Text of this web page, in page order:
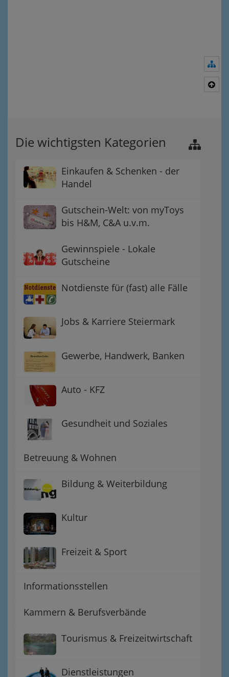
Die wichtigsten Kategorien
Einkaufen & Schenken - der
Handel
Gutschein-Welt: von myToys
bis H&M, C&A u.v.m.
Gewinnspiele - Lokale
Gutscheine
Notdienste für (fast) alle Fälle
Jobs & Karriere Steiermark
Gewerbe, Handwerk, Banken
Auto - KFZ
Gesundheit und Soziales
Betreuung & Wohnen
Bildung & Weiterbildung
Kultur
Freizeit & Sport
Informationsstellen
Kammern & Berufsverbände
Tourismus & Freizeitwirtschaft
Dienstleistungen